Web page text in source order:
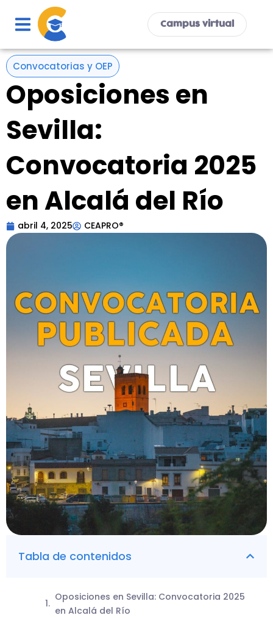
contenido
Campus virtual
Convocatorias y OEP
Oposiciones en
Sevilla:
Convocatoria 2025
en Alcalá del Río
abril 4, 2025 CEAPRO®
Tabla de contenidos
Oposiciones en Sevilla: Convocatoria 2025
en Alcalá del Río